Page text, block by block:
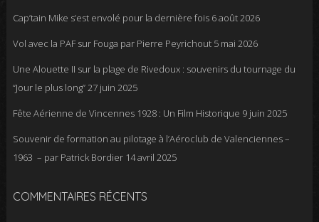
Cap’tain Mike s’est envolé pour la dernière fois 6 août 2026
Vol avec la PAF sur Fouga par Pierre Peyrichout 5 mai 2026
Une Alouette II sur la plage de Rivedoux : souvenirs du tournage du
“Jour le plus long”27 juin 2025
Fête Aérienne de Vincennes 1928 : Un Film Historique 9 juin 2025
Souvenir de formation au pilotage à l’Aéroclub de Valenciennes –
1963 – par Patrick Bordier 14 avril 2025
COMMENTAIRES RÉCENTS